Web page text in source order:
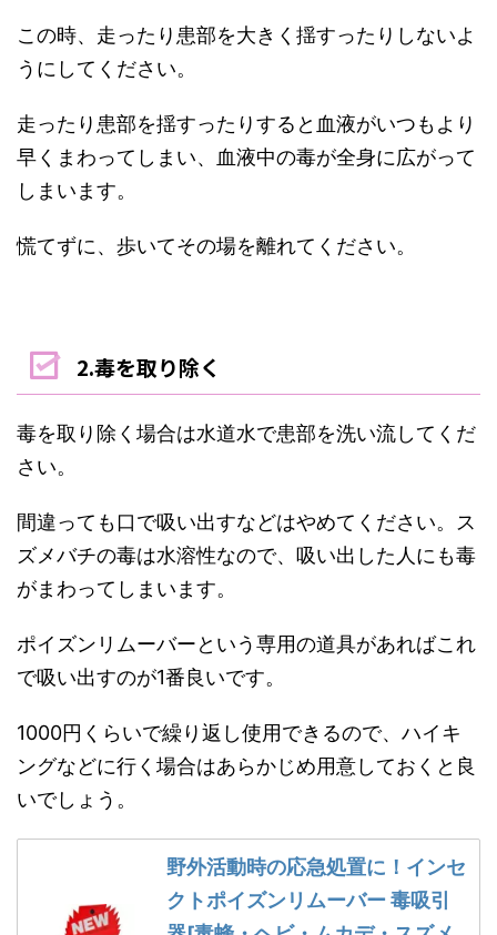
この時、走ったり患部を大きく揺すったりしないよ
うにしてください。
走ったり患部を揺すったりすると血液がいつもより
早くまわってしまい、血液中の毒が全身に広がって
しまいます。
慌てずに、歩いてその場を離れてください。
2.毒を取り除く
毒を取り除く場合は水道水で患部を洗い流してくだ
さい。
間違っても口で吸い出すなどはやめてください。ス
ズメバチの毒は水溶性なので、吸い出した人にも毒
がまわってしまいます。
ポイズンリムーバーという専用の道具があればこれ
で吸い出すのが1番良いです。
1000円くらいで繰り返し使用できるので、ハイキ
ングなどに行く場合はあらかじめ用意しておくと良
いでしょう。
野外活動時の応急処置に！インセ
クトポイズンリムーバー 毒吸引